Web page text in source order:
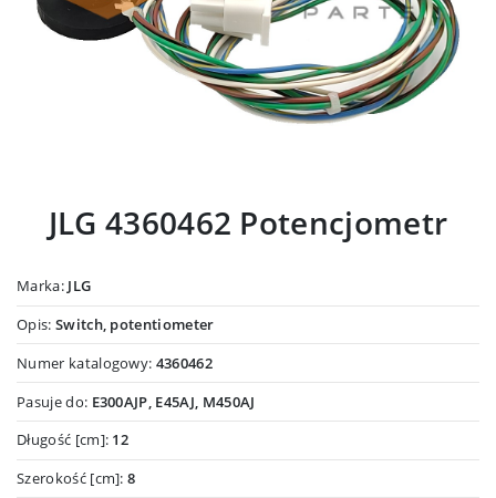
JLG 4360462 Potencjometr
Marka: JLG
Opis: Switch, potentiometer
Numer katalogowy: 4360462
Pasuje do: E300AJP, E45AJ, M450AJ
Długość [cm]: 12
Szerokość [cm]:8